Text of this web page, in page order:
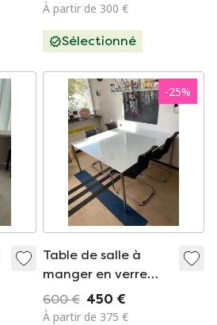
À partir de 300 €
Sélectionné
-25%
Table de salle à
manger en verre
Fritz Hansen avec
pieds chromés
600 € 450 €
À partir de 375 €